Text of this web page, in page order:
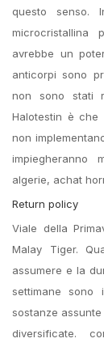
questo senso.
microcristallina
avrebbe un
anticorpi sono
non sono stati
Halotestin è che
non
impiegheranno
algerie, achat
Return policy
Viale della
Malay Tiger.
assumere e la
settimane
sostanze
diversificate.